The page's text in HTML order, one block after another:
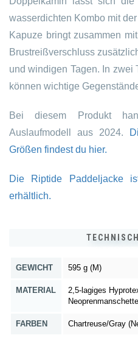
wasserdichten Kombo mit
Kapuze bringt zusammen
Brustreißverschluss
und windigen Tagen. In zwei
können wichtige
Bei diesem Produkt
Auslaufmodell aus 2024.
Größen findest du hier.
Die Riptide Paddeljacke
erhältlich.
GEWICHT 595 g (M)
MATERIAL
2,5-lagiges
FARBEN Chartreuse/Gray